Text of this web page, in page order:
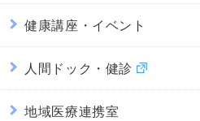
健康講座・イベント
人間ドック・健診
地域医療連携室